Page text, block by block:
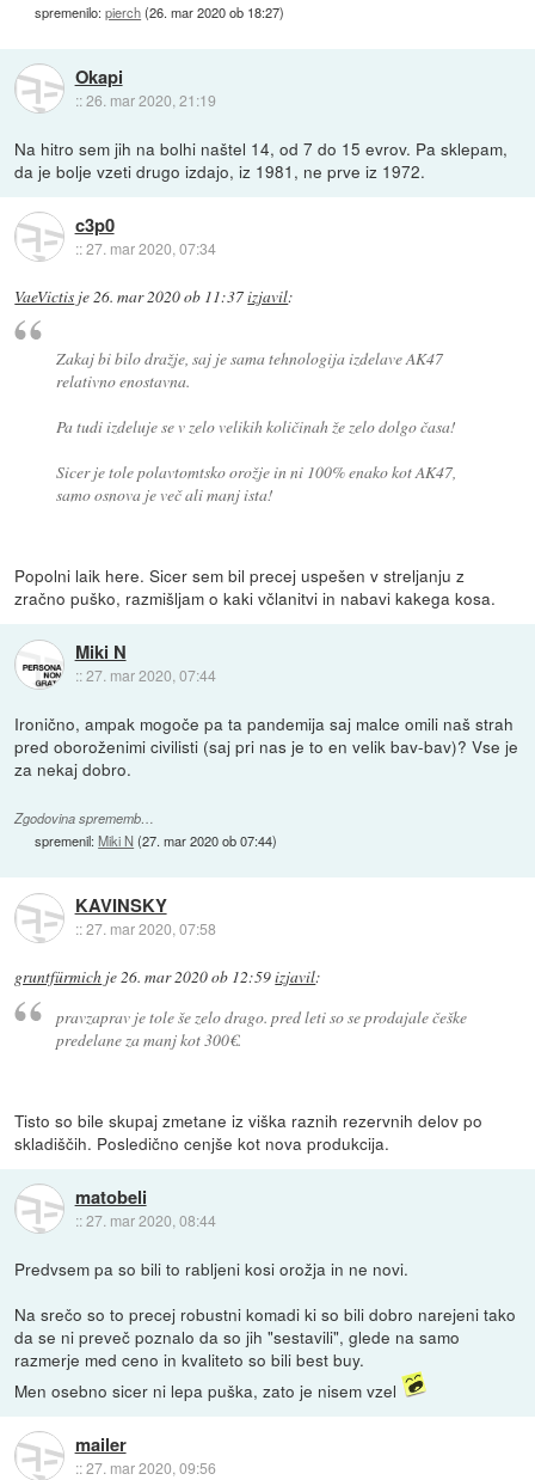
spremenilo:pierch(26. mar 2020 ob 18:27)
Okapi
::26. mar 2020, 21:19
Na hitro sem jih na bolhi naštel 14, od 7 do 15 evrov. Pa sklepam,
da je bolje vzeti drugo izdajo, iz 1981, ne prve iz 1972.
c3p0
::27. mar 2020, 07:34
VaeVictis je 26. mar 2020 ob 11:37izjavil:
Zakaj bi bilo dražje, saj je sama tehnologija izdelave AK47
relativno enostavna.
Pa tudi izdeluje se v zelo velikih količinah že zelo dolgo časa!
Sicer je tole polavtomtsko orožje in ni 100% enako kot AK47,
samo osnova je več ali manj ista!
Popolni laik here. Sicer sem bil precej uspešen v streljanju z
zračno puško, razmišljam o kaki včlanitvi in nabavi kakega kosa.
Miki N
::27. mar 2020, 07:44
Ironično, ampak mogoče pa ta pandemija saj malce omili naš strah
pred oboroženimi civilisti (saj pri nas je to en velik bav-bav)? Vse je
za nekaj dobro.
Zgodovina sprememb…
spremenil:Miki N (27. mar 2020 ob 07:44)
KAVINSKY
::27. mar 2020, 07:58
gruntfürmich je26. mar 2020 ob 12:59izjavil:
pravzaprav je tole še zelo drago. pred leti so se prodajale češke
predelane za manj kot 300€.
Tisto so bile skupaj zmetane iz viška raznih rezervnih delov po
skladiščih. Posledično cenjše kot nova produkcija.
matobeli
::27. mar 2020, 08:44
Predvsem pa so bili to rabljeni kosi orožja in ne novi.
Na srečo so to precej robustni komadi ki so bili dobro narejeni tako
da se ni preveč poznalo da so jih "sestavili", glede na samo
razmerje med ceno in kvaliteto so bili best buy.
Men osebno sicer ni lepa puška, zato je nisem vzel
mailer
::27. mar 2020, 09:56